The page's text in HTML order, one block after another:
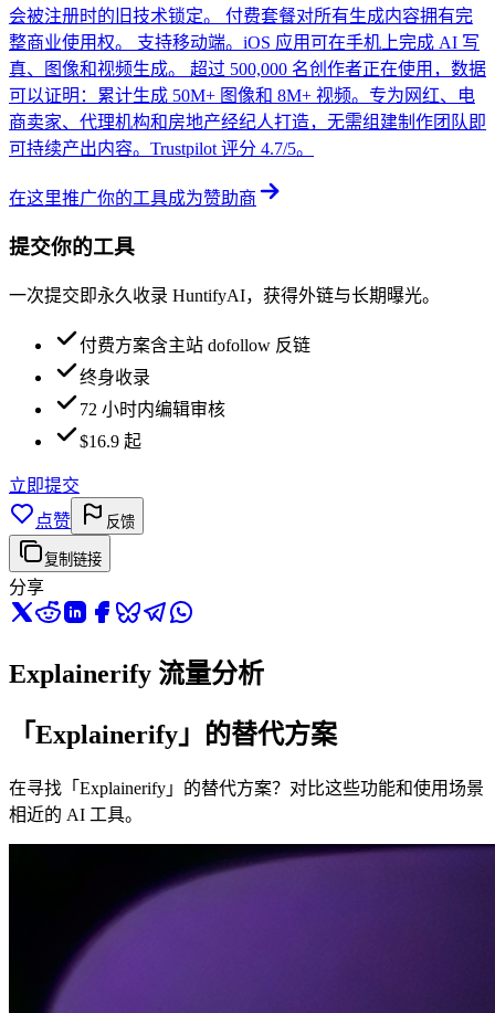
会被注册时的旧技术锁定。 付费套餐对所有生成内容拥有完
整商业使用权。 支持移动端。iOS 应用可在手机上完成 AI 写
真、图像和视频生成。 超过 500,000 名创作者正在使用，数据
可以证明：累计生成 50M+ 图像和 8M+ 视频。专为网红、电
商卖家、代理机构和房地产经纪人打造，无需组建制作团队即
可持续产出内容。Trustpilot 评分 4.7/5。
在这里推广你的工具成为赞助商
提交你的工具
一次提交即永久收录 HuntifyAI，获得外链与长期曝光。
付费方案含主站 dofollow 反链
终身收录
72 小时内编辑审核
$16.9 起
立即提交
点赞
反馈
复制链接
分享
Explainerify 流量分析
「Explainerify」的替代方案
在寻找「Explainerify」的替代方案？对比这些功能和使用场景
相近的 AI 工具。